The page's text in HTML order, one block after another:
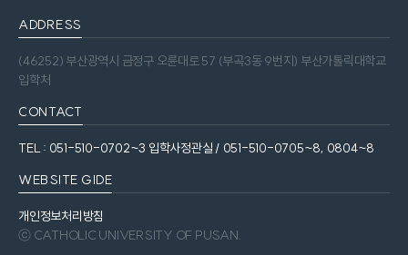
ADDRESS
(46252) 부산광역시 금정구 오륜대로 57 (부곡3동 9번지) 부산가톨릭대학교
입학처
CONTACT
TEL : 051-510-0702~3 입학사정관실 / 051-510-0705~8, 0804~8
WEBSITE GIDE
개인정보처리방침
ⓒ CATHOLIC UNIVERSITY OF PUSAN.